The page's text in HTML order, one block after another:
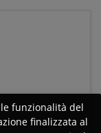
funzionalità del
finalizzata al